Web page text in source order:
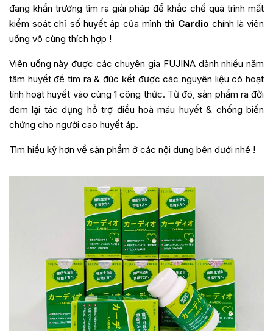
đang khẩn trương tìm ra giải pháp để khắc chế quá trình mất
kiểm soát chỉ số huyết áp của mình thì Cardio chính là viên
uống vô cùng thích hợp !
Viên uống này được các chuyên gia FUJINA dành nhiều năm
tâm huyết để tìm ra & đúc kết được các nguyên liệu có hoạt
tính hoạt huyết vào cùng 1 công thức. Từ đó, sản phẩm ra đời
đem lại tác dụng hỗ trợ điều hoà máu huyết & chống biến
chứng cho người cao huyết áp.
Tìm hiểu kỹ hơn về sản phẩm ở các nội dung bên dưới nhé !